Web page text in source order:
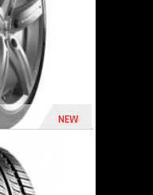
NEW
1 771 Dhs